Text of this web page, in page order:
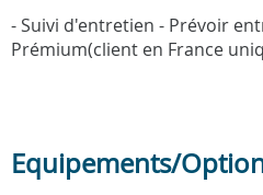
- Suivi d'entretien - Prévoir
Prémium(client en France
Equipements/